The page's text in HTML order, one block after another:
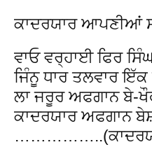
ਕਾਦਰਯਾਰ ਆਪਣੀਆਂ
ਵਾਓ ਵਰ੍ਹਾਈ ਫਿਰ
ਜਿੰਨੂ ਧਾਰ ਤਲਵਾਰ
ਲਾ ਜਰੂਰ ਅਫਗਾਨ ਬੇ-
ਕਾਦਰਯਾਰ ਅਫਗਾਨ